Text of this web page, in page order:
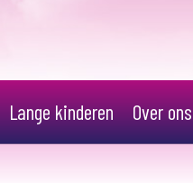
Lange kinderen Over ons